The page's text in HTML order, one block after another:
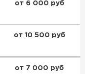
от 6 000 руб
от 10 500 руб
от 7 000 руб